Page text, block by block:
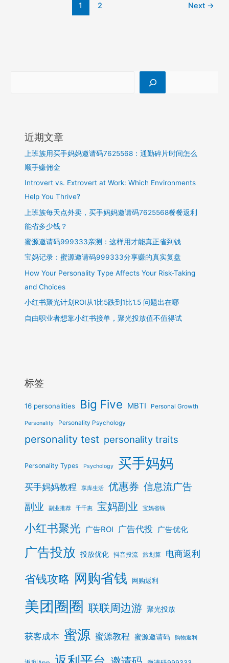
1 2 Next →
近期文章
上班族用买手妈妈邀请码7625568：通勤碎片时间怎么
顺手赚佣金
Introvert vs. Extrovert at Work: Which Environments
Help You Thrive?
上班族每天点外卖，买手妈妈邀请码7625568餐餐返利
能省多少钱？
蜜源邀请码999333亲测：这样用才能真正省到钱
宝妈记录：蜜源邀请码999333分享赚的真实复盘
How Your Personality Type Affects Your Risk-Taking
and Choices
小红书聚光计划ROI从1比5跌到1比1.5 问题出在哪
自由职业者想靠小红书接单，聚光投放值不值得试
标签
16 personalities Big Five MBTI Personal Growth
Personality Personality Psychology
personality test personality traits
Personality Types Psychology 买手妈妈
买手妈妈教程 享库生活 优惠券 信息流广告
副业
副业推荐 千千惠 宝妈副业 宝妈省钱
小红书聚光 广告ROI 广告代投 广告优化
广告投放 投放优化 抖音投流 旅划算 电商返利
省钱攻略 网购省钱 网购返利
美团圈圈 联联周边游 聚光投放
获客成本 蜜源 蜜源教程 蜜源邀请码 购物返利